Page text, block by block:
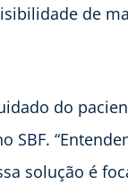
de
do
solução é